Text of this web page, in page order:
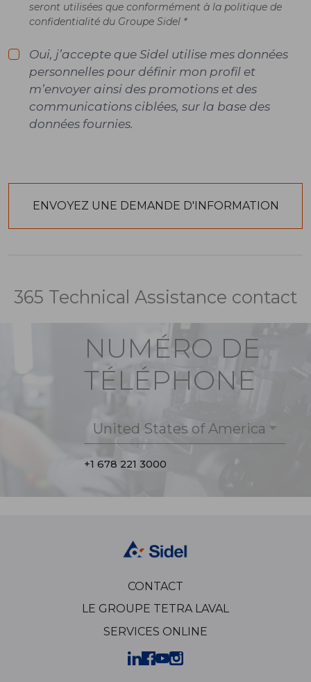
seront utilisées que conformément à la politique de
confidentialité du Groupe Sidel *
Oui, j’accepte que Sidel utilise mes données
personnelles pour définir mon profil et
m’envoyer ainsi des promotions et des
communications ciblées, sur la base des
données fournies.
365 Technical Assistance contact
NUMÉRO DE
TÉLÉPHONE
United States of America
+1 678 221 3000
CONTACT
LE GROUPE TETRA LAVAL
SERVICES ONLINE